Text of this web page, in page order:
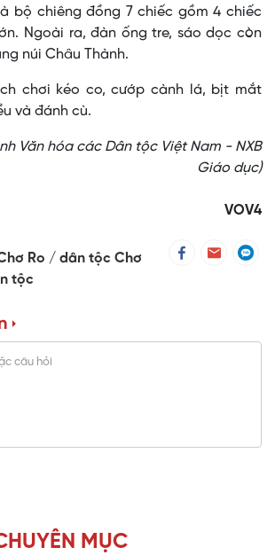
bộ chiêng đồng 7 chiếc gồm 4 chiếc
Ngoài ra, đàn ống tre, sáo dọc còn
núi Châu Thành.
chơi kéo co, cướp cành lá, bịt mắt
và đánh cù.
Văn hóa các Dân tộc Việt Nam - NXB
Giáo dục)
VOV4
Ro
dân tộc Chơ
tộc
MỤC